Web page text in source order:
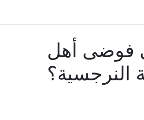
فوضى أهل
النرجسية؟